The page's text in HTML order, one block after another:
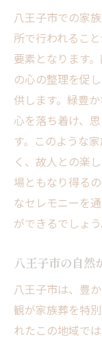
暖か
故人を偲ぶ
ング
八王子
故人の
八王子
感動的
八王子
懐か
八王子市が
八王子
個人の
八王子市での家
所で行われるこ
要素となります
の心の整理を促
供します。緑豊
心を落ち着け、
す。このような
く、故人との楽
場ともなり得る
なセレモニーを
ができるでしょう
八王子市の自然
八王子市は、豊
観が家族葬を特
れたこの地域で